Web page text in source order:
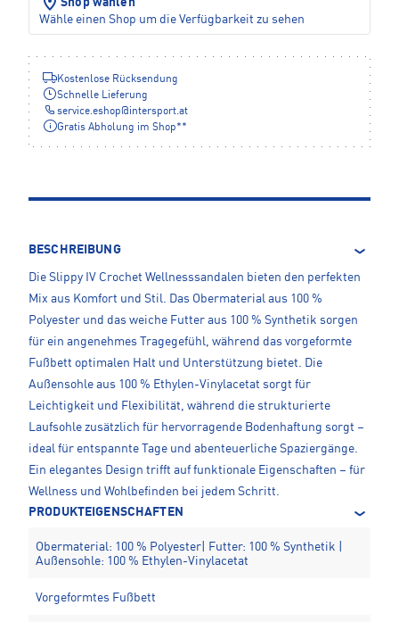
Shop wählen
Wähle einen Shop um die Verfügbarkeit zu sehen
Kostenlose Rücksendung
Schnelle Lieferung
service.eshop@ intersport.at
Gratis Abholung im Shop**
BESCHREIBUNG
Die Slippy IV Crochet Wellnesssandalen bieten den perfekten
Mix aus Komfort und Stil. Das Obermaterial aus 100 %
Polyester und das weiche Futter aus 100 % Synthetik sorgen
für ein angenehmes Tragegefühl, während das vorgeformte
Fußbett optimalen Halt und Unterstützung bietet. Die
Außensohle aus 100 % Ethylen-Vinylacetat sorgt für
Leichtigkeit und Flexibilität, während die strukturierte
Laufsohle zusätzlich für hervorragende Bodenhaftung sorgt –
ideal für entspannte Tage und abenteuerliche Spaziergänge.
Ein elegantes Design trifft auf funktionale Eigenschaften – für
Wellness und Wohlbefinden bei jedem Schritt.
PRODUKTEIGENSCHAFTEN
Obermaterial: 100 % Polyester| Futter: 100 % Synthetik |
Außensohle: 100 % Ethylen-Vinylacetat
Vorgeformtes Fußbett